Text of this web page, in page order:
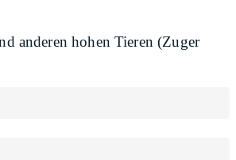
anderen hohen Tieren (Zuger